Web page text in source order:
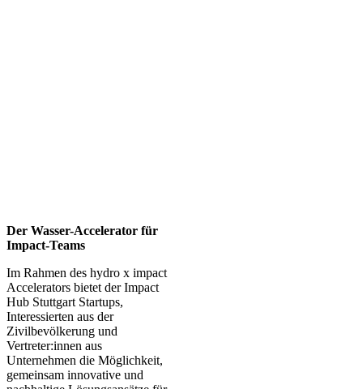
Der Wasser-Accelerator für
Impact-Teams
Im Rahmen des hydro x impact
Accelerators bietet der Impact
Hub Stuttgart Startups,
Interessierten aus der
Zivilbevölkerung und
Vertreter:innen aus
Unternehmen die Möglichkeit,
gemeinsam innovative und